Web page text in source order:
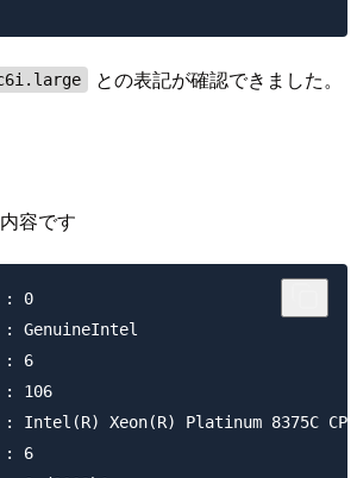
c6i.large との表記が確認できました。
容です
: 0
GenuineIntel
: 6
106
Xeon(R) Platinum 8375C CPU
: 6